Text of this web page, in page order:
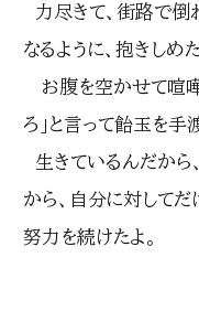
力尽きて、街路で倒
なるように、抱きしめた
お腹を空かせて喧
ろ」と言って飴玉を手
生きているんだから
から、自分に対してだ
努力を続けたよ。